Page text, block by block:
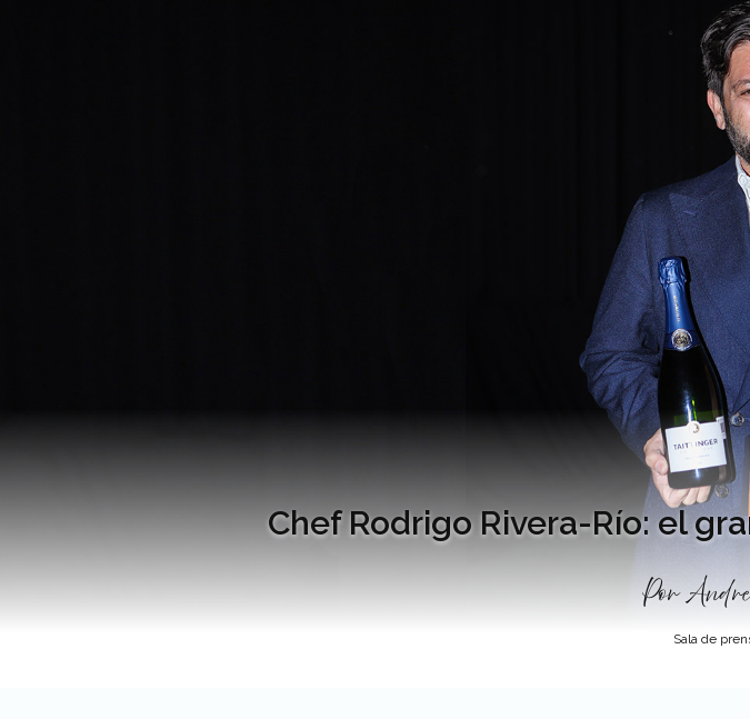
Chef Rodrigo Rivera-Río: el
Por
Sala de